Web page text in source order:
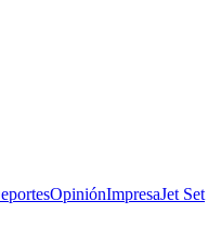
OpiniónImpresaJet Set